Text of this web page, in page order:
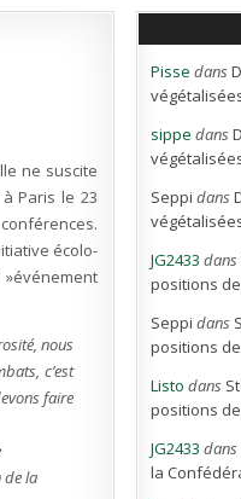
ne suscite
Paris le 23
écolo-
nous
c’est
faire
de la
Pisse dans
sippe dans
Seppi dans
JG2433 dans
positions
Seppi dans
positions
Listo dans
positions
JG2433 dans
la